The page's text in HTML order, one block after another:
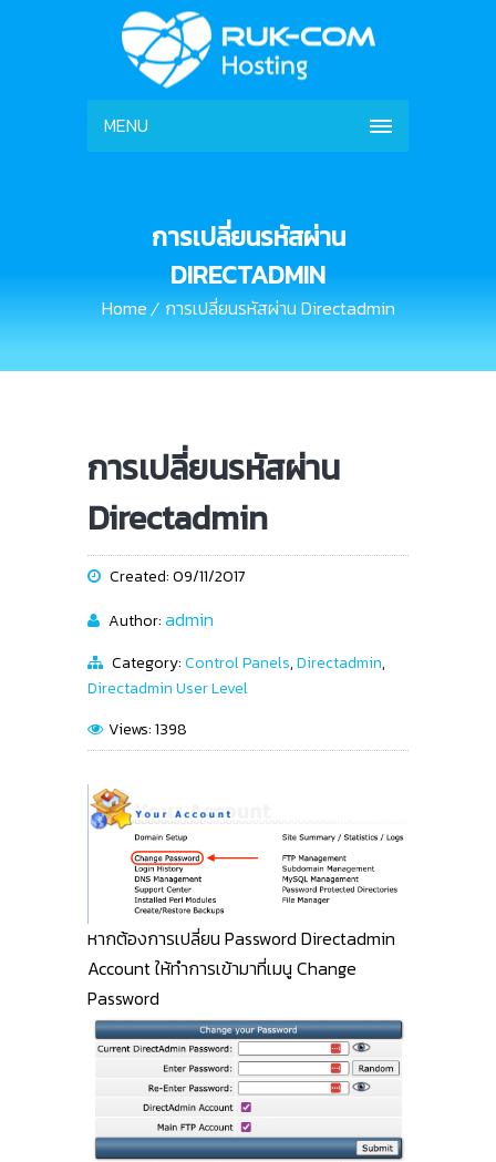
MENU
การเปลี่ยนรหัสผ่าน
DIRECTADMIN
Home การเปลี่ยนรหัสผ่าน Directadmin
การเปลี่ยนรหัสผ่าน
Directadmin
Created: 09/11/2017
Author:admin
Category:Control Panels,Directadmin,
Directadmin User Level
Views: 1398
หากต้องการเปลี่ยน Password Directadmin
Account ให้ทำการเข้ามาที่เมนู Change
Password